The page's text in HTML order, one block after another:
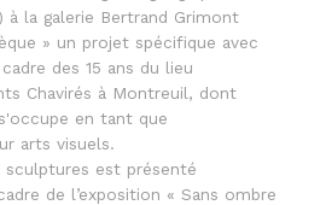
à la galerie Bertrand Grimont
» un projet spécifique avec
des 15 ans du lieu
Chavirés à Montreuil, dont
en tant que
arts visuels.
sculptures est présenté
de l’exposition « Sans ombre